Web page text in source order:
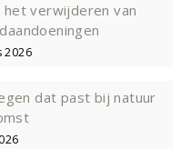
verwijderen van
2026
dat past bij natuur